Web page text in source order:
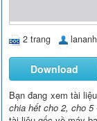
2 trang
Download
Bạn đang xem tài liệu
chia hết cho 2, cho 5